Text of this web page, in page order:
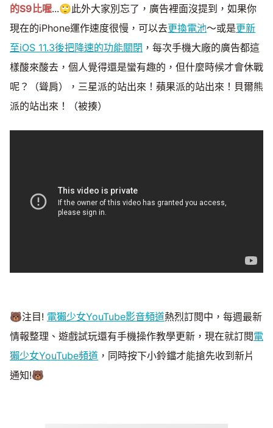
的S9比喔...🙄此外大家別忘了，廣告裡面沒提到，如果你
現在的iPhone運作速度很慢，可以去更換電池～或是更新
至iOS 11.3後把降速的功能關閉 ，每次手機大廠的廣告都這
樣酸來酸去，個人覺得還是蠻有趣的，但什麼時候才會休戰
呢？（聳肩），三星派的站出來！蘋果派的站出來！貝爾熊
派的站出來！（被揍）
🐻注目! 電獺少女YouTube影音頻道熱烈訂閱中，每週最新
情報整理、遊戲試玩還有手機操作教學更新，現在就訂閱電
獺少女YouTube頻道 ，同時按下小鈴鐺才能搶先收到新片
通知!🐻